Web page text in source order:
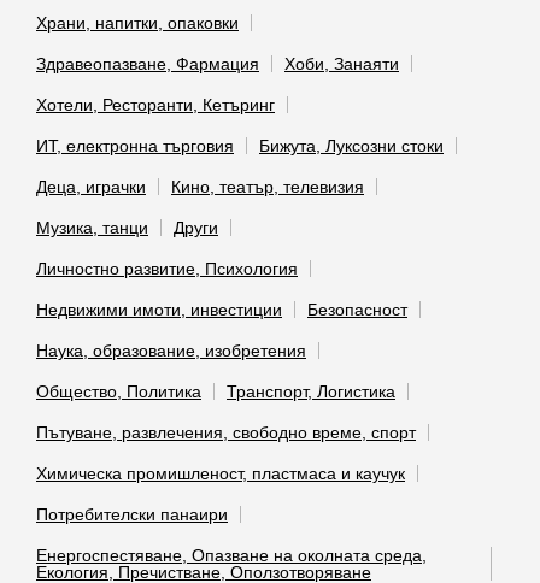
Храни, напитки, опаковки
Здравеопазване, Фармация Хоби, Занаяти
Хотели, Ресторанти, Кетъринг
ИТ, електронна търговия Бижута, Луксозни стоки
Деца, играчки Кино, театър, телевизия
Музика, танци Други
Личностно развитие, Психология
Недвижими имоти, инвестиции Безопасност
Наука, образование, изобретения
Общество, Политика Транспорт, Логистика
Пътуване, развлечения, свободно време, спорт
Химическа промишленост, пластмаса и каучук
Потребителски панаири
Енергоспестяване, Опазване на околната среда,
Екология, Пречистване, Оползотворяване